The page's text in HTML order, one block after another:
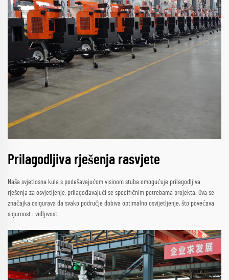
Prilagodljiva rješenja rasvjete
Naša svjetlosna kula s podešavajućom visinom stuba omogućuje prilagodljiva
rješenja za osvjetljenje, prilagođavajući se specifičnim potrebama projekta. Ova se
značajka osigurava da svako područje dobiva optimalno osvijetljenje, što povećava
sigurnost i vidljivost.